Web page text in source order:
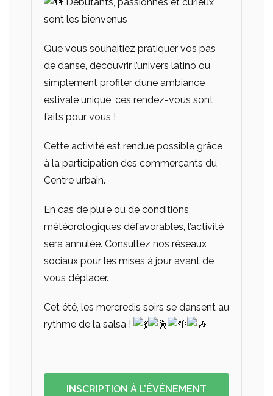
sont les bienvenus
Que vous souhaitiez pratiquer vos pas
de danse, découvrir l’univers latino ou
simplement profiter d’une ambiance
estivale unique, ces rendez-vous sont
faits pour vous !
Cette activité est rendue possible grâce
à la participation des commerçants du
Centre urbain.
En cas de pluie ou de conditions
météorologiques défavorables, l’activité
sera annulée. Consultez nos réseaux
sociaux pour les mises à jour avant de
vous déplacer.
Cet été, les mercredis soirs se dansent au
rythme de la salsa !
INSCRIPTION À L’ÉVÉNEMENT